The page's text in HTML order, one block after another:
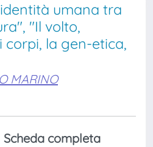
umana tra
"Il volto,
corpi, la gen-etica,
MARINO
Scheda completa